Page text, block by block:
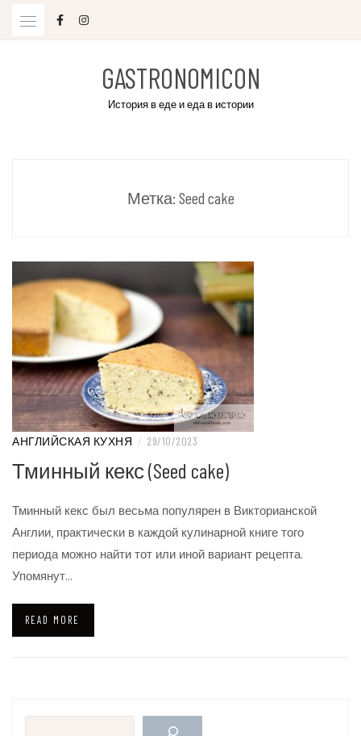
GASTRONOMICON
История в еде и еда в истории
Метка: Seed cake
АНГЛИЙСКАЯ КУХНЯ / 29/10/2023
Тминный кекс (Seed cake)
Тминный кекс был весьма популярен в Викторианской
Англии, практически в каждой кулинарной книге того
периода можно найти тот или иной вариант рецепта.
Упомянут…
READ MORE